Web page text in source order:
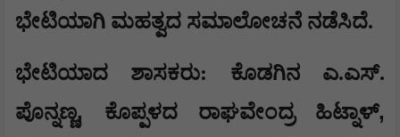
ಭೇಟಿಯಾಗಿ ಮಹತ್ವದ ಸಮಾಲೋಚನೆ ನಡೆಸಿದೆ.
​ಭೇಟಿಯಾದ ಶಾಸಕರು: ಕೊಡಗಿನ ಎ.ಎಸ್.
ಪೊನ್ನಣ್ಣ, ಕೊಪ್ಪಳದ ರಾಘವೇಂದ್ರ ಹಿಟ್ನಾಳ್,